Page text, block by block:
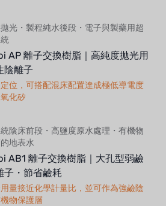
光・製程純水後段・電子與製藥用超
AP 離子交換樹脂｜高純度拋光用
陰離子
位，可搭配混床配置達成極低導電度
化矽
陰床前段・高鹽度原水處理・有機物
地表水
AB1 離子交換樹脂｜大孔型弱鹼
子・節省鹼耗
量接近化學計量比，並可作為強鹼陰
物保護層